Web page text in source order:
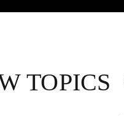
TOPICS